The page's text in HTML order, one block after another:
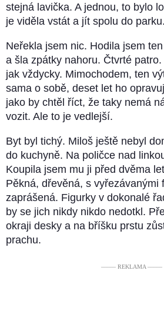
stejná lavička. A jednou, to bylo
je viděla vstát a jít spolu do
Neřekla jsem nic. Hodila jsem
a šla zpátky nahoru. Čtvrté
jak vždycky. Mimochodem, ten
sama o sobě, deset let ho
jako by chtěl říct, že taky nemá
vozit. Ale to je vedlejší.
Byt byl tichý. Miloš ještě nebyl
do kuchyně. Na poličce nad
Koupila jsem mu ji před dvěma
Pěkná, dřevěná, s vyřezávanými
zaprášená. Figurky v dokonalé
by se jich nikdy nikdo nedotkl.
okraji desky a na bříšku prstu
prachu.
––––– REKLAMA –––––